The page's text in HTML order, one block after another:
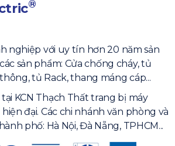
®
nghiệp với uy tín hơn 20 năm sản
sản phẩm: Cửa chống cháy, tủ
tủ Rack, thang máng cáp...
KCN Thạch Thất trang bị máy
đại. Các chi nhánh văn phòng và
phố: Hà Nội, Đà Nẵng, TPHCM...